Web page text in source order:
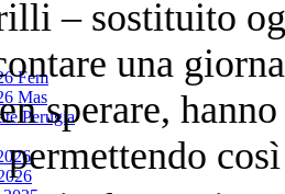
Fem
Mas
Perugia
– sostituito
una
sperare,